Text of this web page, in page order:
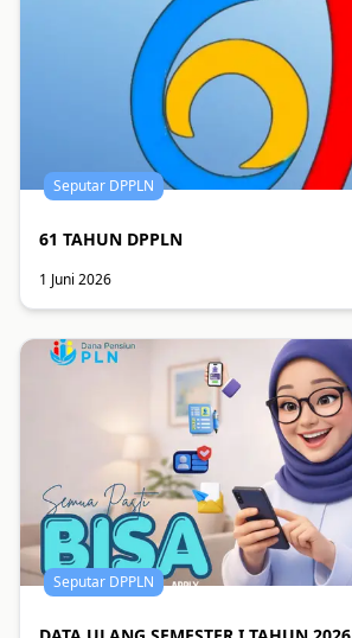
Seputar DPPLN
61 TAHUN DPPLN
1 Juni 2026
Seputar DPPLN